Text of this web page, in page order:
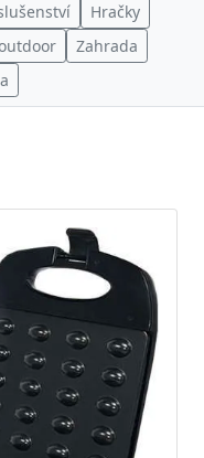
Hračky
Zahrada